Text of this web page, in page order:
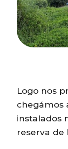
Logo nos
chegámos
instalados
reserva de